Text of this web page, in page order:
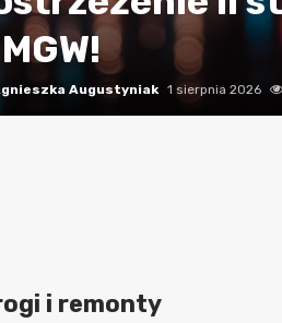
Augustyniak 1 sierpnia 2026
i remonty